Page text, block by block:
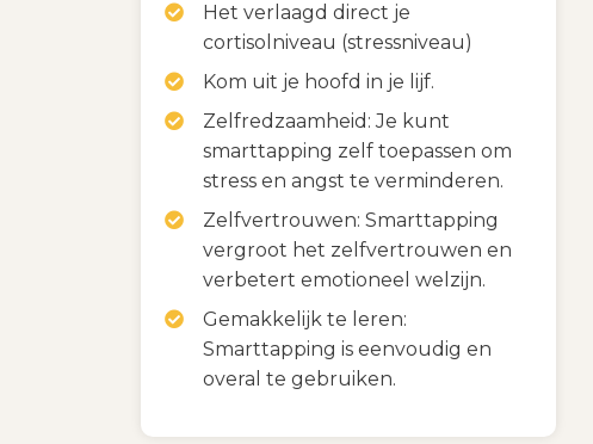
Het verlaagd direct je
cortisolniveau (stressniveau)
Kom uit je hoofd in je lijf.
Zelfredzaamheid: Je kunt
smarttapping zelf toepassen om
stress en angst te verminderen.
Zelfvertrouwen: Smarttapping
vergroot het zelfvertrouwen en
verbetert emotioneel welzijn.
Gemakkelijk te leren:
Smarttapping is eenvoudig en
overal te gebruiken.